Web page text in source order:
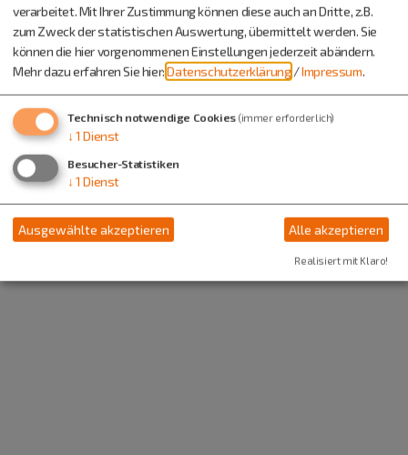
verarbeitet. Mit Ihrer Zustimmung können diese auch an Dritte, z.B.
zum Zweck der statistischen Auswertung, übermittelt werden. Sie
können die hier vorgenommenen Einstellungen jederzeit abändern.
Mehr dazu erfahren Sie hier:Datenschutzerklärung /Impressum.
Technisch notwendige Cookies (immer erforderlich)
↓ 1 Dienst
Besucher-Statistiken
↓ 1 Dienst
Ausgewählte akzeptieren Alle akzeptieren
Realisiert mit Klaro!